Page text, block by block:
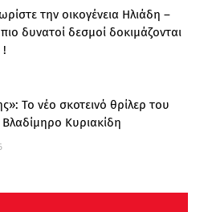
την οικογένεια Ηλιάδη –
δυνατοί δεσμοί δοκιμάζονται
!
Το νέο σκοτεινό θρίλερ του
Κυριακίδη